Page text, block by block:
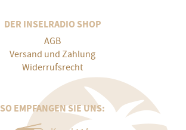
DER INSELRADIO SHOP
AGB
Versand und Zahlung
Widerrufsrecht
SO EMPFANGEN SIE UNS: